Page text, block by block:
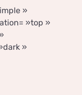
»
»top »
»